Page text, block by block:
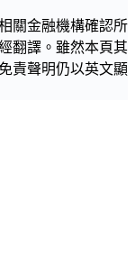
關金融機構確認所
翻譯。雖然本頁其
責聲明仍以英文顯